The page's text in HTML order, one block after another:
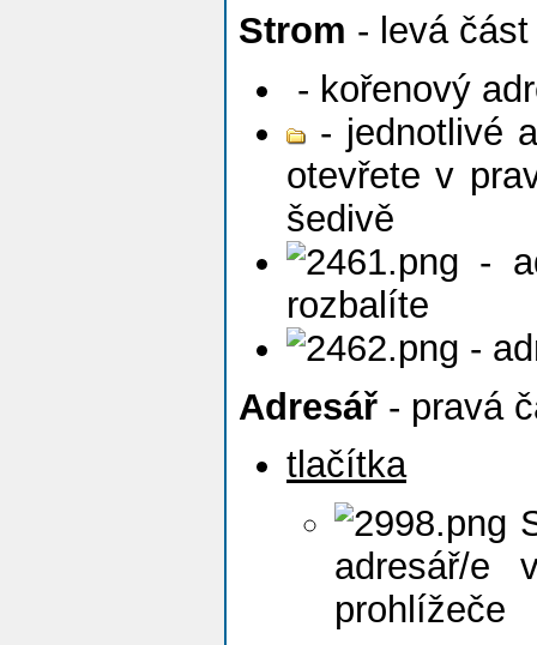
Strom - levá část
- kořenový
- jednotlivé
otevřete v
šedivě
-
rozbalíte
-
Adresář - pravá
tlačítka
adresář/e
prohlížeče